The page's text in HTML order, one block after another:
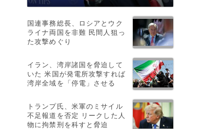
国連事務総長、ロシアとウク
ライナ両国を非難 民間人狙っ
た攻撃めぐり
イラン、湾岸諸国を脅迫して
いた 米国が発電所攻撃すれば
湾岸全域を「停電」させる
トランプ氏、米軍のミサイル
不足報道を否定 リークした人
物に拘禁刑を科すと脅迫